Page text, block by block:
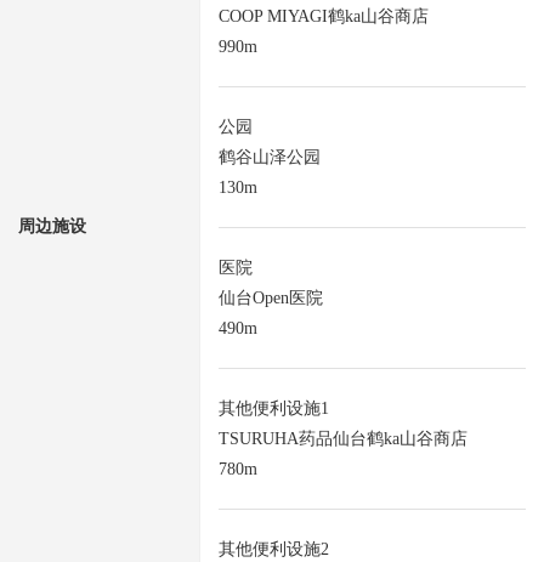
周边施设
COOP MIYAGI鹤ka山谷商店
990m
公园
鹤谷山泽公园
130m
医院
仙台Open医院
490m
其他便利设施1
TSURUHA药品仙台鹤ka山谷商店
780m
其他便利设施2